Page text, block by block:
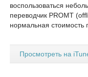
воспользоваться
переводчик PROMT
нормальная стоимость
Просмотреть на